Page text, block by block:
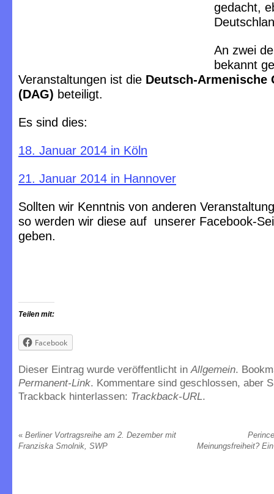
gedacht,
An zwei
bekannt
Veranstaltungen ist die Deutsch-Armenische
(DAG) beteiligt.
Es sind dies:
18. Januar 2014 in Köln
21. Januar 2014 in Hannover
Sollten wir Kenntnis von anderen
so werden wir diese auf unserer Facebook-
geben.
Teilen mit:
Facebook
Dieser Eintrag wurde veröffentlicht inAllgemein.
Permanent-Link. Kommentare sind geschlossen, aber
Trackback hinterlassen: Trackback-URL.
« Berliner Vortragsreihe am 2. Dezember mit
Franziska Smolnik, SWP
Meinungsfreiheit?